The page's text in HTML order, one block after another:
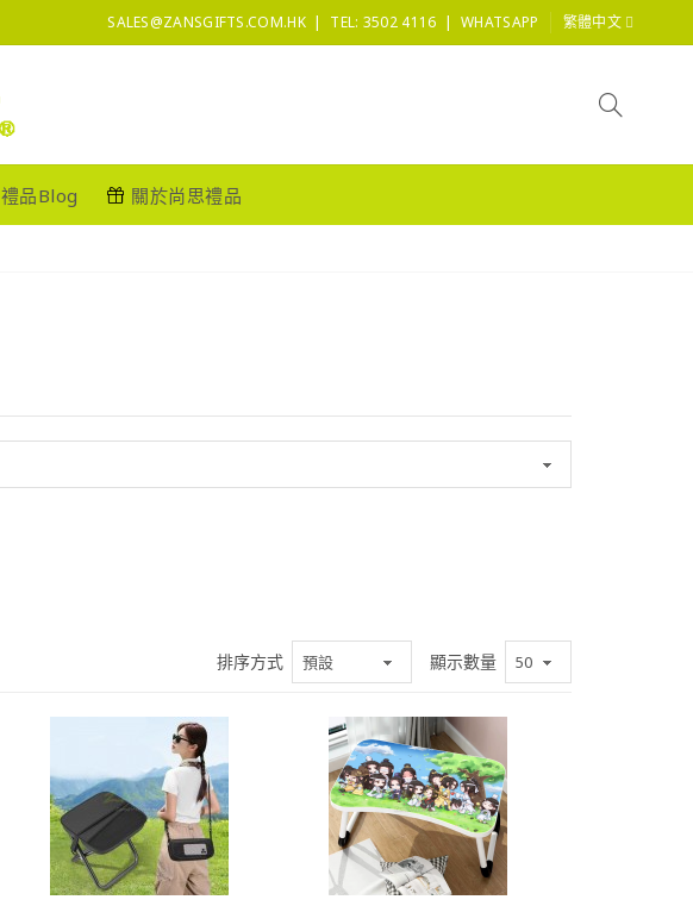
SALES@ZANSGIFTS.COM.HK| TEL: 3502 4116 |WHATSAPP 繁體中文
禮品Blog 關於尚思禮品
排序方式 顯示數量